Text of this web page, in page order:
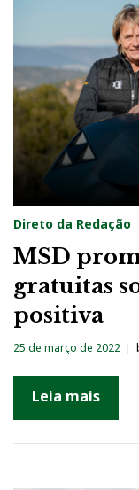
:
2
5
d
e
a
r
ç
o
d
e
2
2
Direto da Redação
MSD
gratuitas
positiva
25 de março de 2022
Leia mais